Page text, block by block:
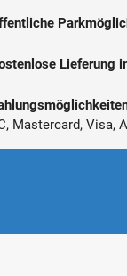
Lieferung
Mastercard, Visa,